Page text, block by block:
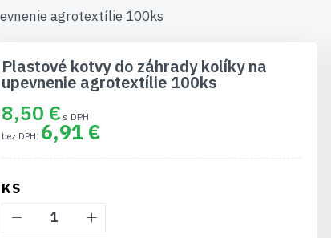
agrotextílie 100ks
Plastové kotvy do záhrady kolíky na
upevnenie agrotextílie 100ks
8,50 €
6,91 €
KS